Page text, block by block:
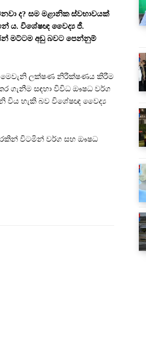
ද? සම මළානික ස්වභාවයක්
ය. විශේෂඥ වෛද්‍ය ජී.
මට්ටම අඩු බවට පෙන්නුම්
මෙවැනි ලක්ෂණ නිරීක්ෂණය කිරීම
ගැනීම සඳහා විවිධ ඖෂධ වර්ග
විය හැකි බව විශේෂඥ වෛද්‍ය
විටමින් වර්ග සහ ඖෂධ